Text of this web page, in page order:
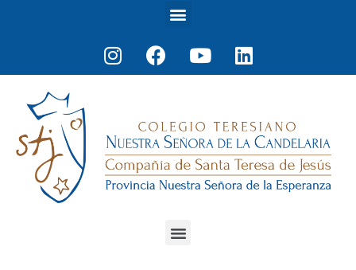
Menu
Instagram
Facebook
YoutubeLinkedin
Menu